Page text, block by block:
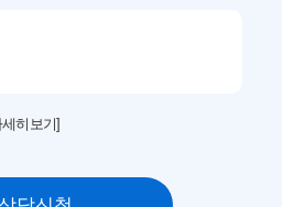
세히보기]